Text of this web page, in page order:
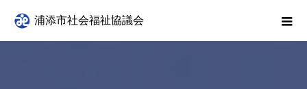
浦添市社会福祉協議会